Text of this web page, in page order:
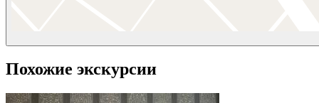
Похожие экскурсии